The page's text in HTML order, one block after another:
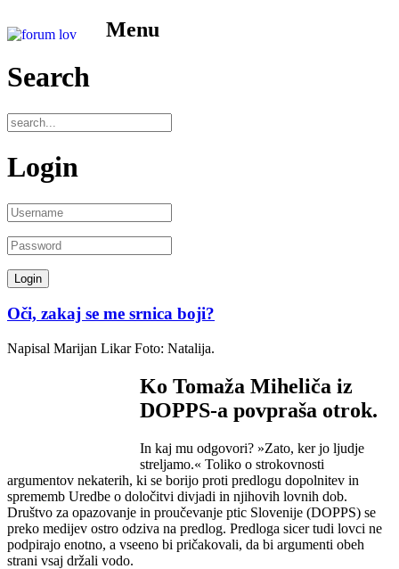
Menu
Search
Login
Oči, zakaj se me srnica boji?
Napisal Marijan Likar Foto: Natalija.
Ko Tomaža Miheliča iz
DOPPS-a povpraša otrok.
In kaj mu odgovori? »Zato, ker jo ljudje
streljamo.« Toliko o strokovnosti
argumentov nekaterih, ki se borijo proti predlogu dopolnitev in
sprememb Uredbe o določitvi divjadi in njihovih lovnih dob.
Društvo za opazovanje in proučevanje ptic Slovenije (DOPPS) se
preko medijev ostro odziva na predlog. Predloga sicer tudi lovci ne
podpirajo enotno, a vseeno bi pričakovali, da bi argumenti obeh
strani vsaj držali vodo.